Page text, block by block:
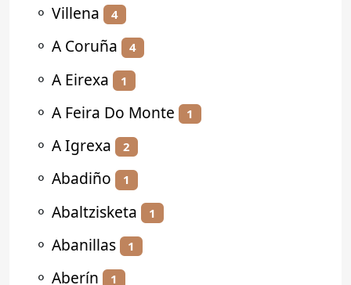
⚬ Villena 4
⚬ A Coruña 4
⚬ A Eirexa 1
⚬ A Feira Do Monte 1
⚬ A Igrexa 2
⚬ Abadiño 1
⚬ Abaltzisketa 1
⚬ Abanillas 1
⚬ Aberín 1